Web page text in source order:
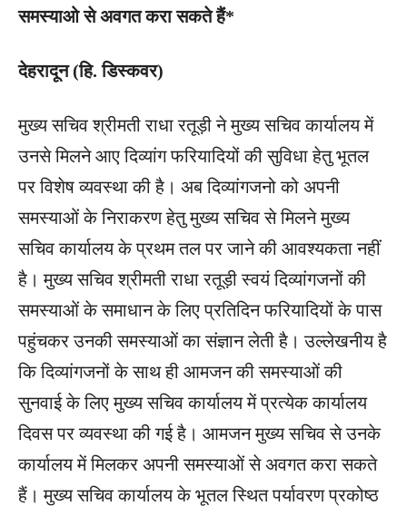
समस्याओ से अवगत करा सकते हैं*
देहरादून (हि. डिस्कवर)
मुख्य सचिव श्रीमती राधा रतूड़ी ने मुख्य सचिव कार्यालय में
उनसे मिलने आए दिव्यांग फरियादियों की सुविधा हेतु भूतल
पर विशेष व्यवस्था की है। अब दिव्यांगजनो को अपनी
समस्याओं के निराकरण हेतु मुख्य सचिव से मिलने मुख्य
सचिव कार्यालय के प्रथम तल पर जाने की आवश्यकता नहीं
है। मुख्य सचिव श्रीमती राधा रतूड़ी स्वयं दिव्यांगजनों की
समस्याओं के समाधान के लिए प्रतिदिन फरियादियों के पास
पहुंचकर उनकी समस्याओं का संज्ञान लेती है। उल्लेखनीय है
कि दिव्यांगजनों के साथ ही आमजन की समस्याओं की
सुनवाई के लिए मुख्य सचिव कार्यालय में प्रत्येक कार्यालय
दिवस पर व्यवस्था की गई है। आमजन मुख्य सचिव से उनके
कार्यालय में मिलकर अपनी समस्याओं से अवगत करा सकते
हैं। मुख्य सचिव कार्यालय के भूतल स्थित पर्यावरण प्रकोष्ठ